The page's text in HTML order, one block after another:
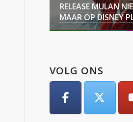
RELEASE MULAN
MAAR OP DISNEY
VOLG ONS